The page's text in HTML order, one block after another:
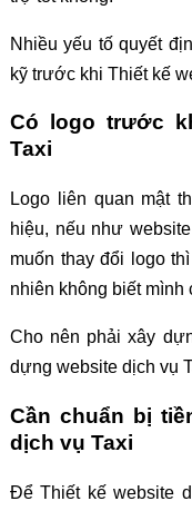
Nhiều yếu tố quyết
kỹ trước khi Thiết kế
Có logo trước
Taxi
Logo liên quan mật
hiệu, nếu như
muốn thay đổi logo
nhiên không biết mình
Cho nên phải xây
dựng website dịch vụ
Cần chuẩn bị
dịch vụ Taxi
Để Thiết kế website